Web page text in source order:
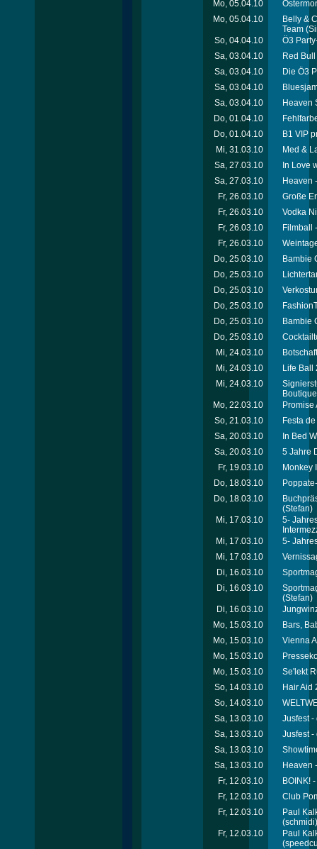
Mo, 05.04.10
Mo, 05.04.10
Belly &
Team
So, 04.04.10
Ö3
Sa, 03.04.10
Red
Sa, 03.04.10
Die Ö3
Sa, 03.04.10
Sa, 03.04.10
Heaven
Do, 01.04.10
Do, 01.04.10
B1 VIP
Mi, 31.03.10
Med &
Sa, 27.03.10
In Love
Sa, 27.03.10
Heaven
Fr, 26.03.10
Große
Fr, 26.03.10
Vodka
Fr, 26.03.10
Filmball
Fr, 26.03.10
Do, 25.03.10
Bambie
Do, 25.03.10
Do, 25.03.10
Do, 25.03.10
Do, 25.03.10
Bambie
Do, 25.03.10
Mi, 24.03.10
Mi, 24.03.10
Life Ball
Mi, 24.03.10
Boutique
Mo, 22.03.10
Promise
So, 21.03.10
Festa
Sa, 20.03.10
In Bed
Sa, 20.03.10
5 Jahre
Fr, 19.03.10
Monkey
Do, 18.03.10
Do, 18.03.10
(Stefan)
Mi, 17.03.10
5-
Mi, 17.03.10
5-
Mi, 17.03.10
Di, 16.03.10
Di, 16.03.10
(Stefan)
Di, 16.03.10
Mo, 15.03.10
Bars,
Mo, 15.03.10
Vienna
Mo, 15.03.10
Mo, 15.03.10
Se'lekt
So, 14.03.10
Hair Aid
So, 14.03.10
Sa, 13.03.10
Jusfest -
Sa, 13.03.10
Jusfest -
Sa, 13.03.10
Sa, 13.03.10
Heaven
Fr, 12.03.10
BOINK!
Fr, 12.03.10
Club
Fr, 12.03.10
Paul
(schmidi)
Fr, 12.03.10
Paul